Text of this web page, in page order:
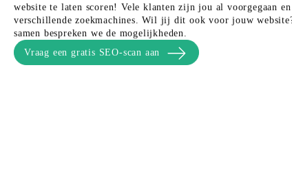
website te laten scoren! Vele klanten zijn jou al voorgegaan
verschillende zoekmachines. Wil jij dit ook voor jouw
samen bespreken we de mogelijkheden.
Vraag een gratis SEO-scan aan